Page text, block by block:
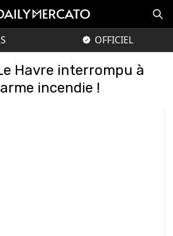
OFFICIEL
Havre interrompu à
incendie !